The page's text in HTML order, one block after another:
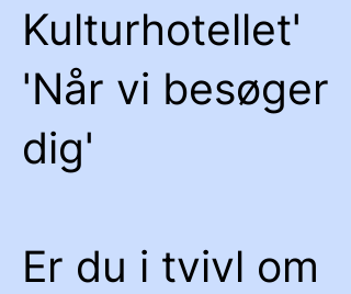
Kulturhotellet'
'Når vi besøger
dig'
Er du i tvivl om